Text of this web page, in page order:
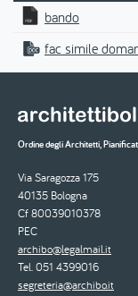
bando
fac simile
Ordine degli Architetti,
Via Saragozza 175
40135 Bologna
Cf 80039010378
PEC
archibo@legalmail.it
Tel. 051 4399016
segreteria@archibo.it